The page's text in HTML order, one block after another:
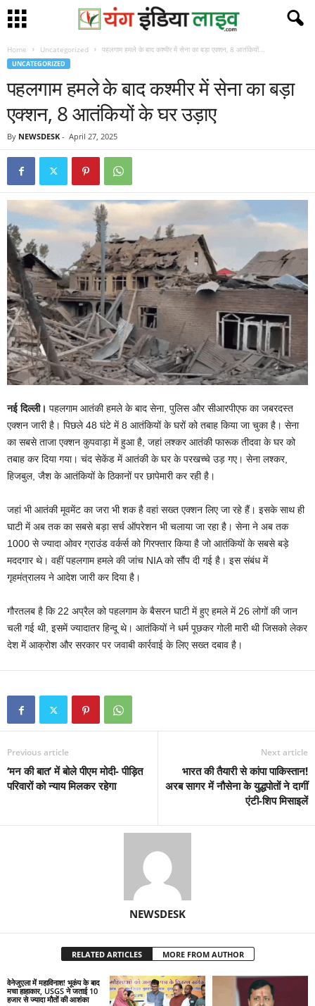
Home Uncategorized पहलगाम हमले के बाद कश्मीर में सेना का बड़ा एक्शन, 8 आतंकियों...
UNCATEGORIZED
पहलगाम हमले के बाद कश्मीर में सेना का बड़ा
एक्शन, 8 आतंकियों के घर उड़ाए
By NEWSDESK - April 27, 2025
नई दिल्ली। पहलगाम आतंकी हमले के बाद सेना, पुलिस और सीआरपीएफ का जबरदस्त
एक्शन जारी है। पिछले 48 घंटे में 8 आतंकियों के घरों को तबाह किया जा चुका है। सेना
का सबसे ताजा एक्शन कुपवाड़ा में हुआ है, जहां लश्कर आतंकी फारूक तीदवा के घर को
तबाह कर दिया गया। चंद सेकेंड में आतंकी के घर के परखच्चे उड़ गए। सेना लश्कर,
हिजबुल, जैश के आतंकियों के ठिकानों पर छापेमारी कर रही है।
जहां भी आतंकी मूवमेंट का जरा भी शक है वहां सख्त एक्शन लिए जा रहे हैं। इसके साथ ही
घाटी में अब तक का सबसे बड़ा सर्च ऑपरेशन भी चलाया जा रहा है। सेना ने अब तक
1000 से ज्यादा ओवर ग्राउंड वर्कर्स को गिरफ्तार किया है जो आतंकियों के सबसे बड़े
मददगार थे। वहीं पहलगाम हमले की जांच NIA को सौंप दी गई है। इस संबंध में
गृहमंत्रालय ने आदेश जारी कर दिया है।
गौरतलब है कि 22 अप्रैल को पहलगाम के बैसरन घाटी में हुए हमले में 26 लोगों की जान
चली गई थी, इसमें ज्यादातर हिन्दू थे। आतंकियों ने धर्म पूछकर गोली मारी थी जिसको लेकर
देश में आक्रोश और सरकार पर जवाबी कार्रवाई के लिए सख्त दबाव है।
Previous article
‘मन की बात’ में बोले पीएम मोदी- पीड़ित
परिवारों को न्याय मिलकर रहेगा
Next article
भारत की तैयारी से कांपा पाकिस्तान!
अरब सागर में नौसेना के युद्धपोतों ने दागीं
एंटी-शिप मिसाइलें
NEWSDESK
RELATED ARTICLES MORE FROM AUTHOR
वेनेजुएला में महाविनाश! भूकंप के बाद
मचा हाहाकार, USGS ने जताई 10
हजार से ज्यादा मौतों की आशंका